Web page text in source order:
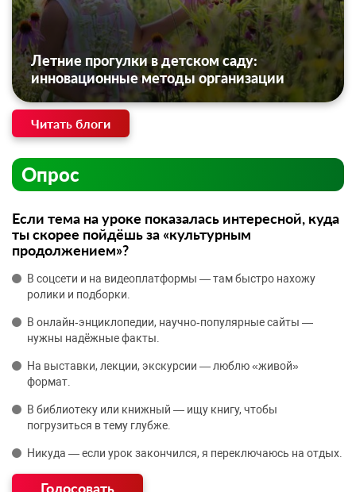
Летние прогулки в детском саду:
инновационные методы организации
Читать блоги
Опрос
Если тема на уроке показалась интересной, куда
ты скорее пойдёшь за «культурным
продолжением»?
В соцсети и на видеоплатформы — там быстро нахожу
ролики и подборки.
В онлайн‑энциклопедии, научно‑популярные сайты —
нужны надёжные факты.
На выставки, лекции, экскурсии — люблю «живой»
формат.
В библиотеку или книжный — ищу книгу, чтобы
погрузиться в тему глубже.
Никуда — если урок закончился, я переключаюсь на отдых.